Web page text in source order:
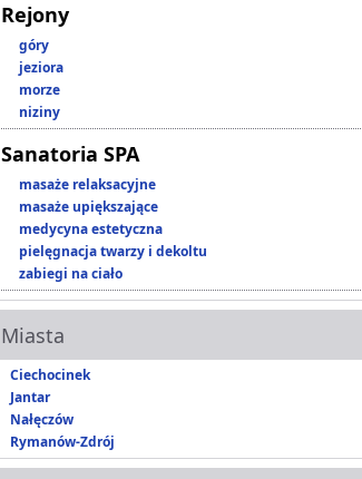
Rejony
góry
jeziora
morze
niziny
Sanatoria SPA
masaże relaksacyjne
masaże upiększające
medycyna estetyczna
pielęgnacja twarzy i dekoltu
zabiegi na ciało
Miasta
Ciechocinek
Jantar
Nałęczów
Rymanów-Zdrój